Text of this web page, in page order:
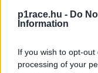
p1race.hu - Do
Information
If you wish to opt-
processing of your
MotoGP
egyet sem
lesz a